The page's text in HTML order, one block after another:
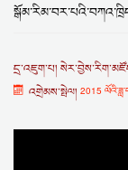
དྲ་འཇུག་པ།
འགྲེམས་སྤེལ། 2015